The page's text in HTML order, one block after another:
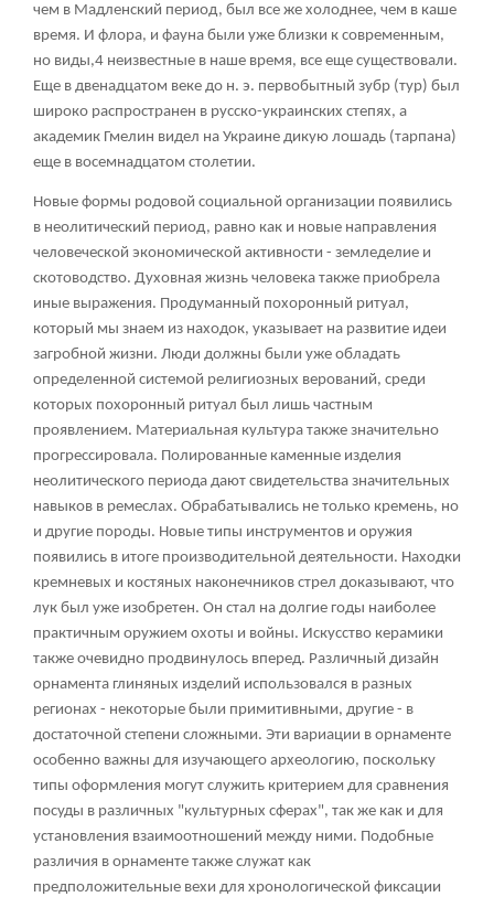
чем в Мадленский период, был все же холоднее, чем в каше
время. И флора, и фауна были уже близки к современным,
но виды,4 неизвестные в наше время, все еще существовали.
Еще в двенадцатом веке до н. э. первобытный зубр (тур) был
широко распространен в русско-украинских степях, а
академик Гмелин видел на Украине дикую лошадь (тарпана)
еще в восемнадцатом столетии.
Новые формы родовой социальной организации появились
в неолитический период, равно как и новые направления
человеческой экономической активности - земледелие и
скотоводство. Духовная жизнь человека также приобрела
иные выражения. Продуманный похоронный ритуал,
который мы знаем из находок, указывает на развитие идеи
загробной жизни. Люди должны были уже обладать
определенной системой религиозных верований, среди
которых похоронный ритуал был лишь частным
проявлением. Материальная культура также значительно
прогрессировала. Полированные каменные изделия
неолитического периода дают свидетельства значительных
навыков в ремеслах. Обрабатывались не только кремень, но
и другие породы. Новые типы инструментов и оружия
появились в итоге производительной деятельности. Находки
кремневых и костяных наконечников стрел доказывают, что
лук был уже изобретен. Он стал на долгие годы наиболее
практичным оружием охоты и войны. Искусство керамики
также очевидно продвинулось вперед. Различный дизайн
орнамента глиняных изделий использовался в разных
регионах - некоторые были примитивными, другие - в
достаточной степени сложными. Эти вариации в орнаменте
особенно важны для изучающего археологию, поскольку
типы оформления могут служить критерием для сравнения
посуды в различных "культурных сферах", так же как и для
установления взаимоотношений между ними. Подобные
различия в орнаменте также служат как
предположительные вехи для хронологической фиксации